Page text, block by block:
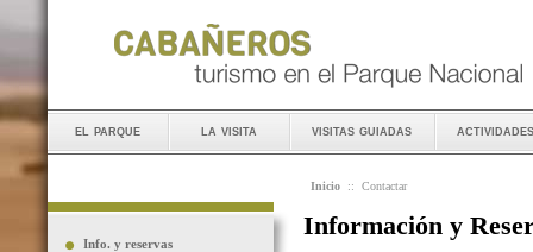
el parque la visita visitas guiadas actividades
Info. y reservas
Inicio :: Contactar
Información y